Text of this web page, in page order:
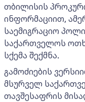
თბილისის
ინფორმაციით,
საემიგრაციო
საქართველოს
სქემა შექმნა.
გამოძიების
მსურველ
თავშესაფრის